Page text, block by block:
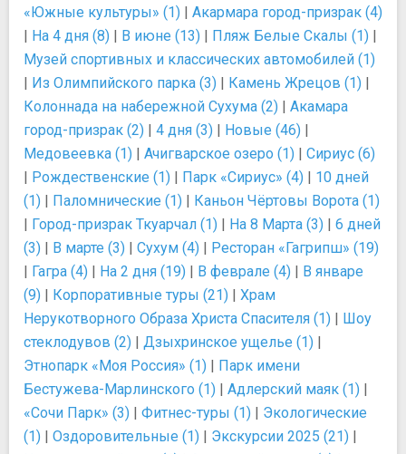
«Южные культуры» (1) | Акармара город-призрак (4)
| На 4 дня (8) | В июне (13) | Пляж Белые Скалы (1) |
Музей спортивных и классических автомобилей (1)
| Из Олимпийского парка (3) | Камень Жрецов (1) |
Колоннада на набережной Сухума (2) | Акамара
город-призрак (2) | 4 дня (3) | Новые (46) |
Медовеевка (1) | Ачигварское озеро (1) | Сириус (6)
| Рождественские (1) | Парк «Сириус» (4) | 10 дней
(1) | Паломнические (1) | Каньон Чёртовы Ворота (1)
| Город-призрак Ткуарчал (1) | На 8 Марта (3) | 6 дней
(3) | В марте (3) | Сухум (4) | Ресторан «Гагрипш» (19)
| Гагра (4) | На 2 дня (19) | В феврале (4) | В январе
(9) | Корпоративные туры (21) | Храм
Нерукотворного Образа Христа Спасителя (1) | Шоу
стеклодувов (2) | Дзыхринское ущелье (1) |
Этнопарк «Моя Россия» (1) | Парк имени
Бестужева-Марлинского (1) | Адлерский маяк (1) |
«Сочи Парк» (3) | Фитнес-туры (1) | Экологические
(1) | Оздоровительные (1) | Экскурсии 2025 (21) |